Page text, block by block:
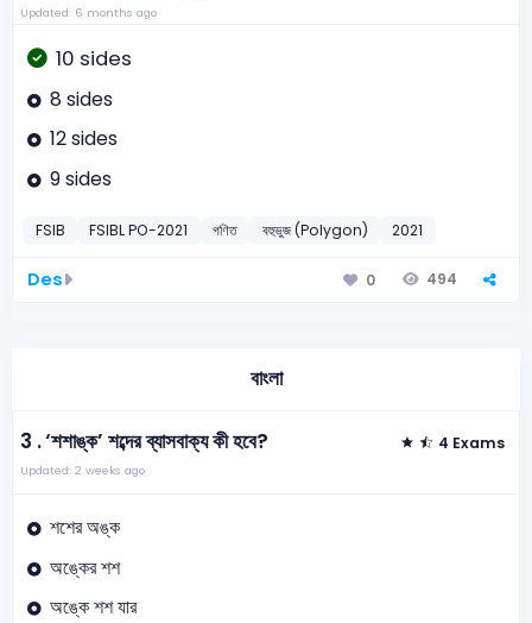
Updated: 6 months ago
10 sides
8 sides
12 sides
9 sides
FSIB FSIBL PO-2021 গণিত বহুভুজ (Polygon) 2021
Des 0 494
বাংলা
3 .‘শশাঙ্ক’ শব্দের ব্যাসবাক্য কী হবে? 4 Exams
Updated: 2 weeks ago
শশের অঙ্ক
অঙ্কের শশ
অঙ্কে শশ যার